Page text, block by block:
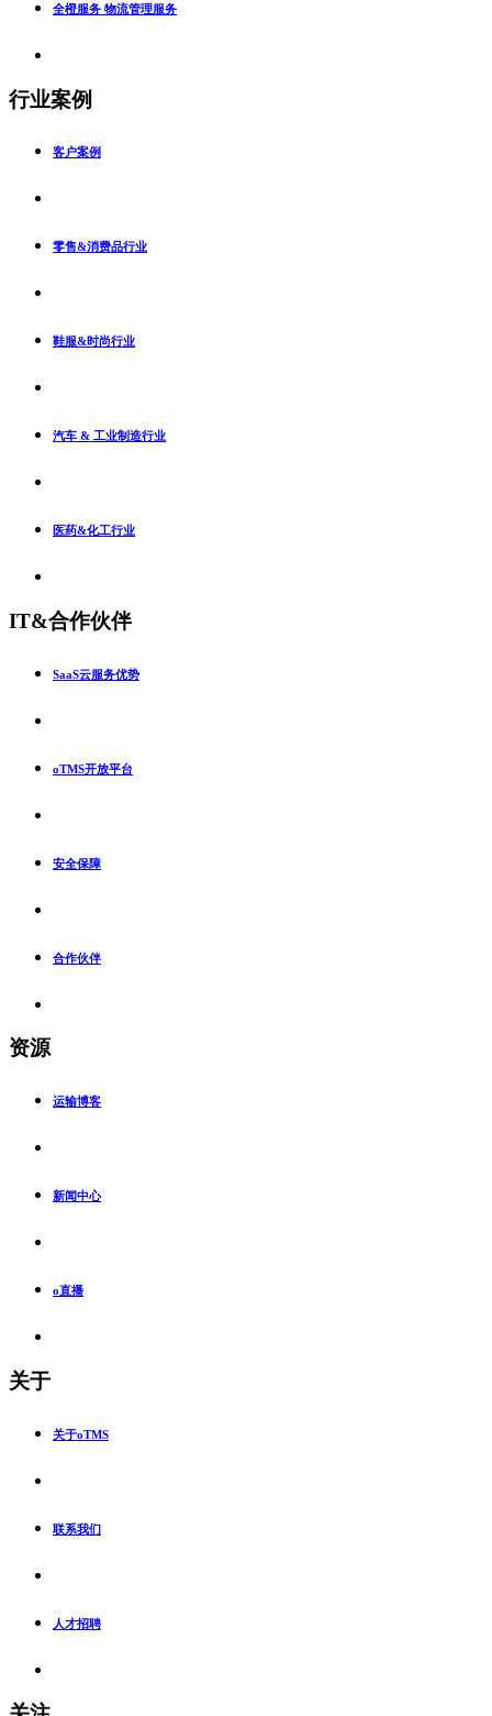
全橙服务 物流管理服务
行业案例
客户案例
零售&消费品行业
鞋服&时尚行业
汽车 & 工业制造行业
医药&化工行业
IT&合作伙伴
SaaS云服务优势
oTMS开放平台
安全保障
合作伙伴
资源
运输博客
新闻中心
o直播
关于
关于oTMS
联系我们
人才招聘